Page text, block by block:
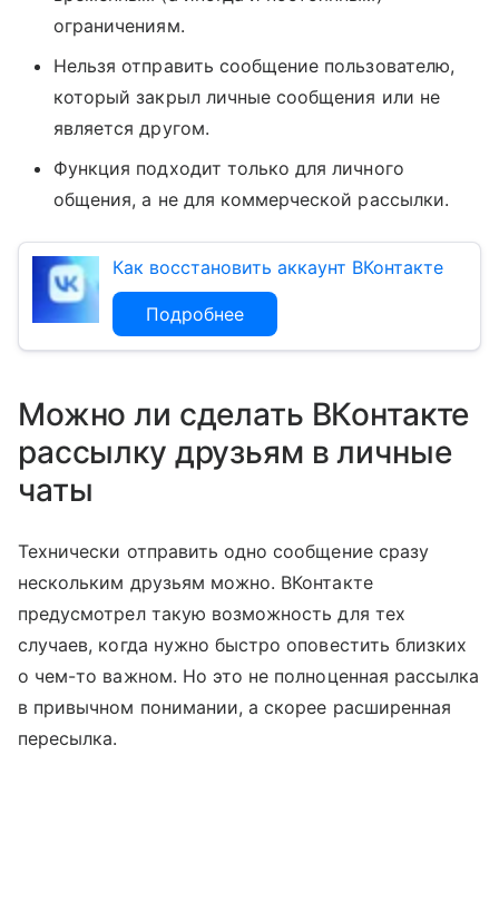
ограничениям.
Нельзя отправить сообщение пользователю,
который закрыл личные сообщения или не
является другом.
Функция подходит только для личного
общения, а не для коммерческой рассылки.
Как восстановить аккаунт ВКонтакте
Подробнее
Можно ли сделать ВКонтакте
рассылку друзьям в личные
чаты
Технически отправить одно сообщение сразу
нескольким друзьям можно. ВКонтакте
предусмотрел такую возможность для тех
случаев, когда нужно быстро оповестить близких
о чем-то важном. Но это не полноценная рассылка
в привычном понимании, а скорее расширенная
пересылка.